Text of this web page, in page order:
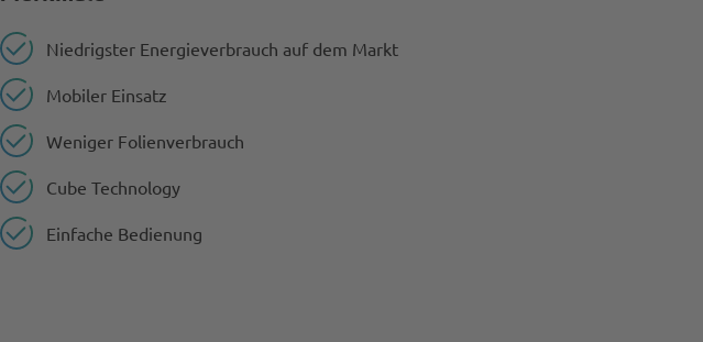
Niedrigster Energieverbrauch auf dem Markt
Mobiler Einsatz
Weniger Folienverbrauch
Cube Technology
Einfache Bedienung